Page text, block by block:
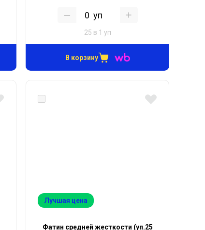
уп
25 в 1 уп
В корзину
Лучшая цена
Фатин средней жесткости (уп.25